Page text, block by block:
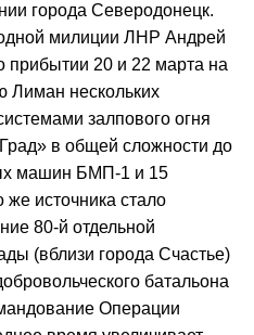
города Северодонецк.
милиции ЛНР Андрей
прибытии 20 и 22 марта на
Лиман нескольких
залпового огня
в общей сложности до
машин БМП-1 и 15
же источника стало
80-й отдельной
(вблизи города Счастье)
батальона
Операции